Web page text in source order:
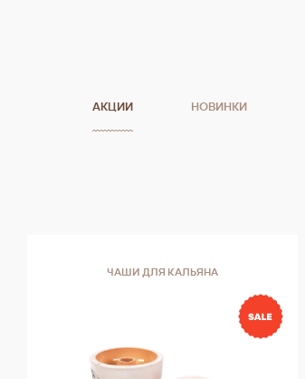
АКЦИИ НОВИНКИ
ЧАШИ ДЛЯ КАЛЬЯНА